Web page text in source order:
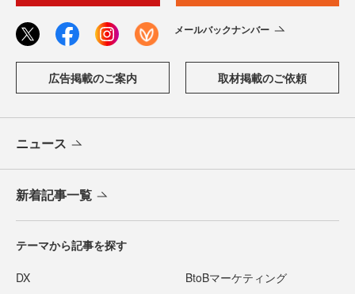
メールバックナンバー
広告掲載のご案内 取材掲載のご依頼
ニュース
新着記事一覧
テーマから記事を探す
DX BtoBマーケティング